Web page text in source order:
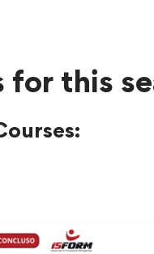
for this